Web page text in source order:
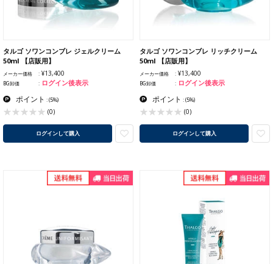
タルゴ ソワンコンブレ ジェルクリーム
50ml 【店販用】
メーカー価格 ¥13,400
BG卸価 ログイン後表示
ポイント :(5%)
(0)
ログインして購入
タルゴ ソワンコンブレ リッチクリーム
50ml 【店販用】
メーカー価格 ¥13,400
BG卸価 ログイン後表示
ポイント :(5%)
(0)
ログインして購入